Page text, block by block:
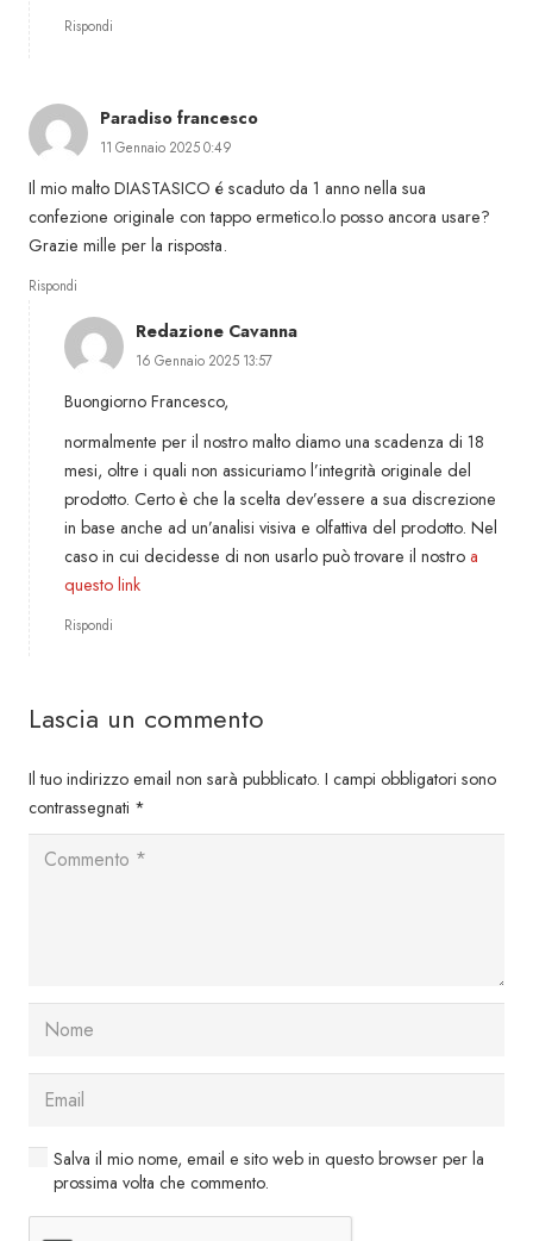
Rispondi
Paradiso francesco
11 Gennaio 2025 0:49
Il mio malto DIASTASICO é scaduto da 1 anno nella sua
confezione originale con tappo ermetico.lo posso ancora usare?
Grazie mille per la risposta.
Rispondi
Redazione Cavanna
16 Gennaio 2025 13:57
Buongiorno Francesco,
normalmente per il nostro malto diamo una scadenza di 18
mesi, oltre i quali non assicuriamo l’integrità originale del
prodotto. Certo è che la scelta dev’essere a sua discrezione
in base anche ad un’analisi visiva e olfattiva del prodotto. Nel
caso in cui decidesse di non usarlo può trovare il nostro a
questo link
Rispondi
Lascia un commento
Il tuo indirizzo email non sarà pubblicato. I campi obbligatori sono
contrassegnati *
Salva il mio nome, email e sito web in questo browser per la
prossima volta che commento.